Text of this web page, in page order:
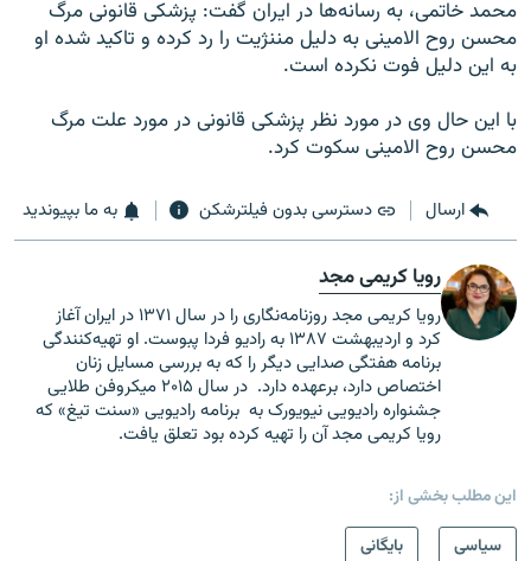
محمد خاتمی، به رسانه‌ها در ایران گفت: پزشکی قانونی مرگ
محسن روح الامینی به دلیل مننژیت را رد کرده و تاکید شده او
به این دلیل فوت نکرده است.
با این حال وی در مورد نظر پزشکی قانونی در مورد علت مرگ
محسن روح الامینی سکوت کرد.
ارسال دسترسی بدون فیلترشکن به ما بپیوندید
رویا کریمی مجد
رویا کریمی مجد روزنامه‌نگاری را در سال ۱۳۷۱ در ایران آغاز
کرد و اردیبهشت ۱۳۸۷ به رادیو فردا پبوست. او تهیه‌کنندگی
برنامه هفتگی صدایی دیگر را که به بررسی مسایل زنان
اختصاص دارد، برعهده دارد. در سال ۲۰۱۵ میکروفن طلایی
جشنواره رادیویی نیویورک به برنامه رادیویی «سنت تیغ» که
رویا کریمی مجد آن را تهیه کرده بود تعلق یافت.
این مطلب بخشی از:
سیاسی
بایگانی